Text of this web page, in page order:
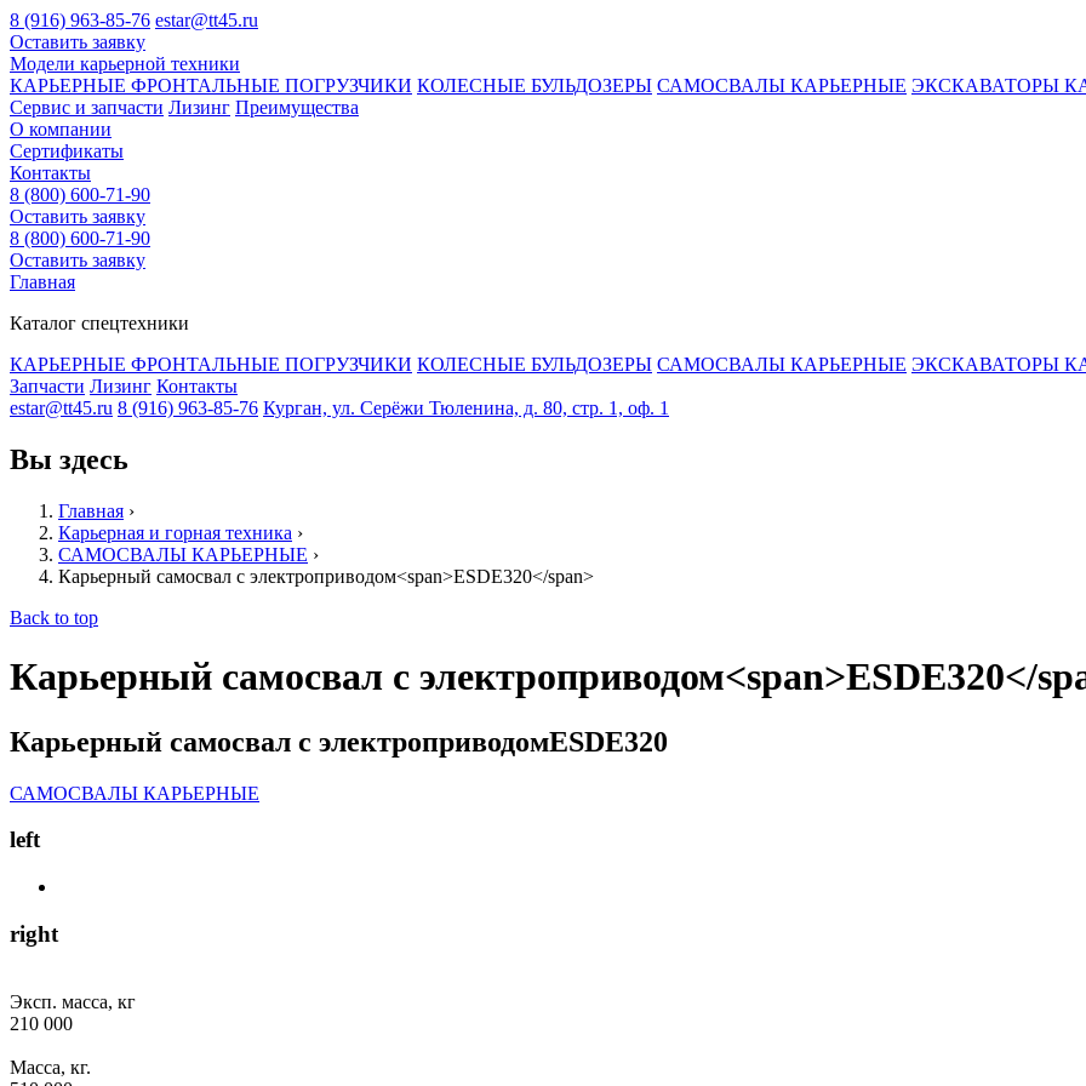
8 (916) 963-85-76 estar@tt45.ru
Оставить заявку
Модели карьерной техники
КАРЬЕРНЫЕ ФРОНТАЛЬНЫЕ ПОГРУЗЧИКИ КОЛЕСНЫЕ БУЛЬДОЗЕРЫ САМОСВАЛЫ КАРЬЕРНЫЕ ЭКСКАВАТОРЫ
Сервис и запчасти Лизинг Преимущества
О компании
Сертификаты
Контакты
8 (800) 600-71-90
Оставить заявку
8 (800) 600-71-90
Оставить заявку
Главная
Каталог спецтехники
КАРЬЕРНЫЕ ФРОНТАЛЬНЫЕ ПОГРУЗЧИКИ КОЛЕСНЫЕ БУЛЬДОЗЕРЫ САМОСВАЛЫ КАРЬЕРНЫЕ ЭКСКАВАТОРЫ
Запчасти Лизинг Контакты
estar@tt45.ru 8 (916) 963-85-76 Курган, ул. Серёжи Тюленина, д. 80, стр. 1, оф. 1
Вы здесь
Главная ›
Карьерная и горная техника ›
САМОСВАЛЫ КАРЬЕРНЫЕ ›
Карьерный самосвал с электроприводом<span>ESDE320</span>
Back to top
Карьерный самосвал с электроприводом<span>ESDE320</
Карьерный самосвал с электроприводомESDE320
САМОСВАЛЫ КАРЬЕРНЫЕ
left
right
Эксп. масса, кг
210 000
Масса, кг.